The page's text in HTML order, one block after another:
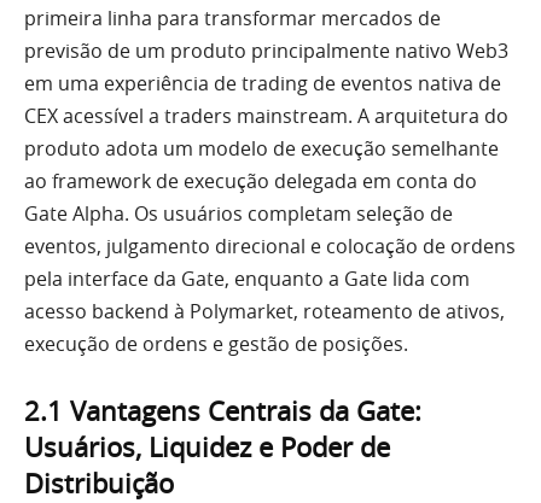
primeira linha para transformar mercados de
previsão de um produto principalmente nativo Web3
em uma experiência de trading de eventos nativa de
CEX acessível a traders mainstream. A arquitetura do
produto adota um modelo de execução semelhante
ao framework de execução delegada em conta do
Gate Alpha. Os usuários completam seleção de
eventos, julgamento direcional e colocação de ordens
pela interface da Gate, enquanto a Gate lida com
acesso backend à Polymarket, roteamento de ativos,
execução de ordens e gestão de posições.
2.1 Vantagens Centrais da Gate:
Usuários, Liquidez e Poder de
Distribuição